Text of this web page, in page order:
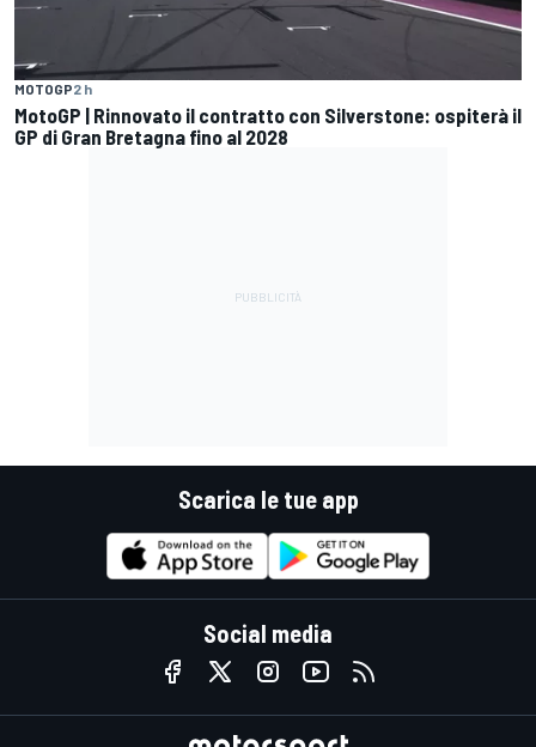
MOTOGP2 h
MotoGP | Rinnovato il contratto con Silverstone: ospiterà il
GP di Gran Bretagna fino al 2028
Scarica le tue app
Social media